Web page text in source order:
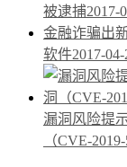
被逮捕2017-
金融诈骗出
软件2017-04-
漏洞风险提
（CVE-2019-